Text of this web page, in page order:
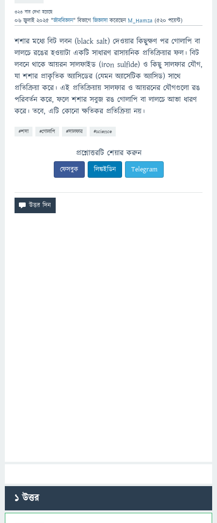
323 বার দেখা হয়েছে
06 জুলাই 2025 "জীববিজ্ঞান" বিভাগে জিজ্ঞাসাকরেছেনM_Hamza (520 পয়েন্ট)
শশার মধ্যে বিট লবন (black salt) দেওয়ার কিছুক্ষণ পর গোলাপি বা
লালচে রঙের হওয়াটা একটি সাধারণ রাসায়নিক প্রতিক্রিয়ার ফল। বিট
লবনে থাকে আয়রন সালফাইড (iron sulfide) ও কিছু সালফার যৌগ,
যা শশার প্রাকৃতিক অ্যাসিডের (যেমন অ্যাসেটিক অ্যাসিড) সাথে
প্রতিক্রিয়া করে। এই প্রতিক্রিয়ায় সালফার ও আয়রনের যৌগগুলো রঙ
পরিবর্তন করে, ফলে শশার সবুজ রঙ গোলাপি বা লালচে আভা ধারণ
করে। তবে, এটি কোনো ক্ষতিকর প্রতিক্রিয়া নয়।
#শসা #গোলাপি #সালফার #science
প্রশ্নোত্তরটি শেয়ার করুন
ফেসবুক লিঙ্কইডিন Telegram
1উত্তর